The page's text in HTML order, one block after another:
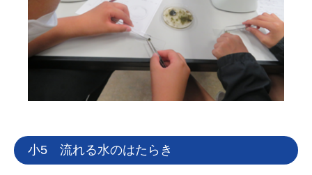
小5 流れる水のはたらき